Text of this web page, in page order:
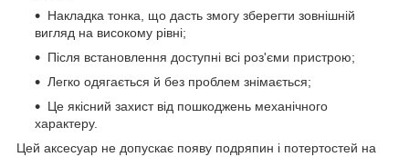
Накладка тонка, що дасть змогу зберегти зовнішній
вигляд на високому рівні;
Після встановлення доступні всі роз'єми пристрою;
Легко одягається й без проблем знімається;
Це якісний захист від пошкоджень механічного
характеру.
Цей аксесуар не допускає появу подряпин і потертостей на